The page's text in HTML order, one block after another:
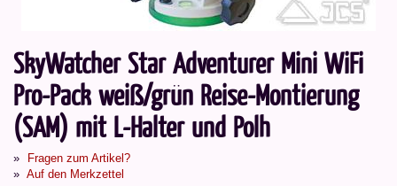
SkyWatcher Star Adventurer Mini WiFi
Pro-Pack weiß/grün Reise-Montierung
(SAM) mit L-Halter und Polh
Fragen zum Artikel?
Auf den Merkzettel